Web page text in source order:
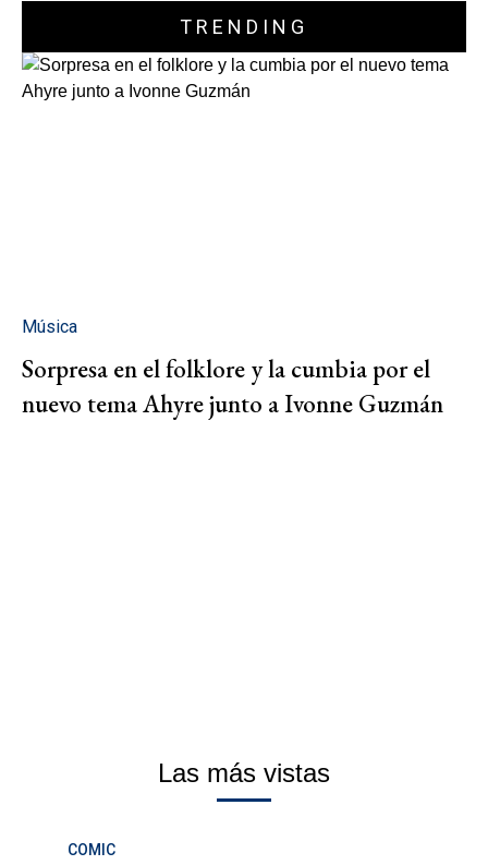
TRENDING
Música
Sorpresa en el folklore y la cumbia por el
nuevo tema Ahyre junto a Ivonne Guzmán
Las más vistas
COMIC